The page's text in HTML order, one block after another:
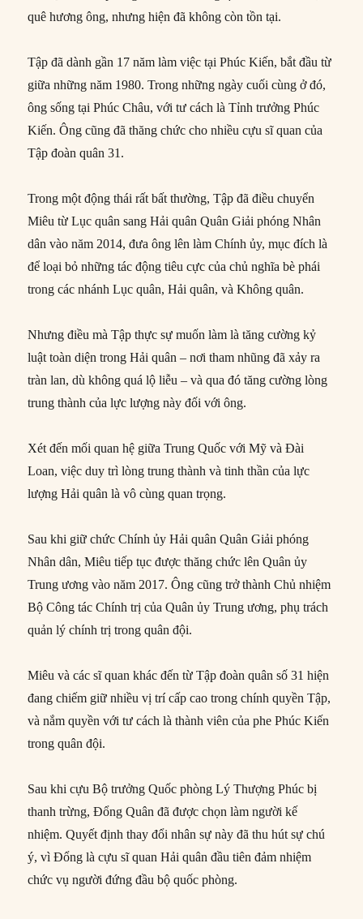
quê hương ông, nhưng hiện đã không còn tồn tại.
Tập đã dành gần 17 năm làm việc tại Phúc Kiến, bắt đầu từ
giữa những năm 1980. Trong những ngày cuối cùng ở đó,
ông sống tại Phúc Châu, với tư cách là Tỉnh trưởng Phúc
Kiến. Ông cũng đã thăng chức cho nhiều cựu sĩ quan của
Tập đoàn quân 31.
Trong một động thái rất bất thường, Tập đã điều chuyển
Miêu từ Lục quân sang Hải quân Quân Giải phóng Nhân
dân vào năm 2014, đưa ông lên làm Chính ủy, mục đích là
để loại bỏ những tác động tiêu cực của chủ nghĩa bè phái
trong các nhánh Lục quân, Hải quân, và Không quân.
Nhưng điều mà Tập thực sự muốn làm là tăng cường kỷ
luật toàn diện trong Hải quân – nơi tham nhũng đã xảy ra
tràn lan, dù không quá lộ liễu – và qua đó tăng cường lòng
trung thành của lực lượng này đối với ông.
Xét đến mối quan hệ giữa Trung Quốc với Mỹ và Đài
Loan, việc duy trì lòng trung thành và tinh thần của lực
lượng Hải quân là vô cùng quan trọng.
Sau khi giữ chức Chính ủy Hải quân Quân Giải phóng
Nhân dân, Miêu tiếp tục được thăng chức lên Quân ủy
Trung ương vào năm 2017. Ông cũng trở thành Chủ nhiệm
Bộ Công tác Chính trị của Quân ủy Trung ương, phụ trách
quản lý chính trị trong quân đội.
Miêu và các sĩ quan khác đến từ Tập đoàn quân số 31 hiện
đang chiếm giữ nhiều vị trí cấp cao trong chính quyền Tập,
và nắm quyền với tư cách là thành viên của phe Phúc Kiến
trong quân đội.
Sau khi cựu Bộ trưởng Quốc phòng Lý Thượng Phúc bị
thanh trừng, Đổng Quân đã được chọn làm người kế
nhiệm. Quyết định thay đổi nhân sự này đã thu hút sự chú
ý, vì Đổng là cựu sĩ quan Hải quân đầu tiên đảm nhiệm
chức vụ người đứng đầu bộ quốc phòng.